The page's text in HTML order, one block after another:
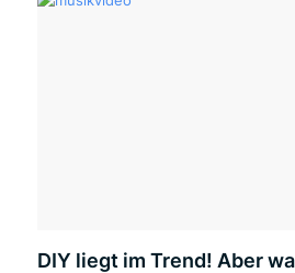
DIY liegt im Trend! Aber